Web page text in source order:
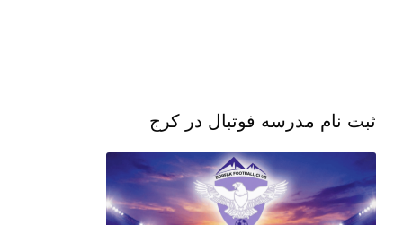
ثبت نام مدرسه فوتبال در کرج